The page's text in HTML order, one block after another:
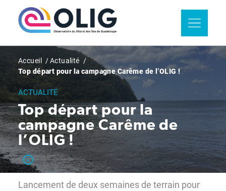
contenu
Fil
d'Ariane
Accueil
Actualité
Top départ pour la campagne Carême de l’OLIG !
ACTUALITÉ
Top départ pour la
campagne Carême de
l’OLIG !
Lancement de deux semaines de terrain pour
Panneau de gestion des cookies